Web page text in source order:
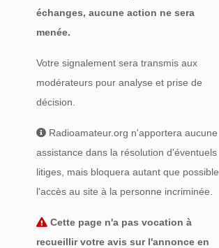
échanges, aucune action ne sera
menée.
Votre signalement sera transmis aux
modérateurs pour analyse et prise de
décision.
Radioamateur.org n'apportera aucune
assistance dans la résolution d'éventuels
litiges, mais bloquera autant que possible
l'accès au site à la personne incriminée.
Cette page n'a pas vocation à
recueillir votre avis sur l'annonce en